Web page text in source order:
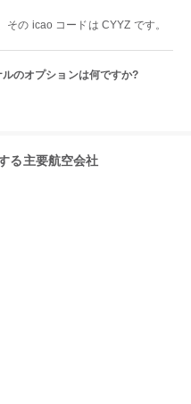
その icao コードは CYYZ です。
のオプションは何ですか?
る主要航空会社